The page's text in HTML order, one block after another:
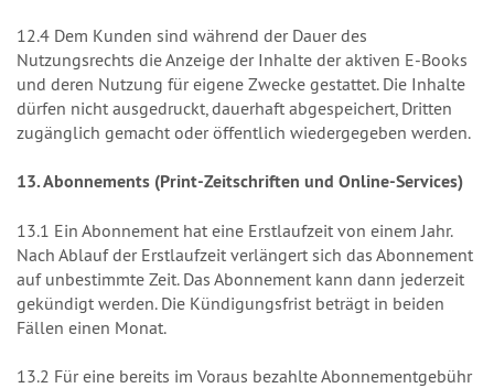
12.4 Dem Kunden sind während der Dauer des
Nutzungsrechts die Anzeige der Inhalte der aktiven E-Books
und deren Nutzung für eigene Zwecke gestattet. Die Inhalte
dürfen nicht ausgedruckt, dauerhaft abgespeichert, Dritten
zugänglich gemacht oder öffentlich wiedergegeben werden.
13. Abonnements (Print-Zeitschriften und Online-Services)
13.1 Ein Abonnement hat eine Erstlaufzeit von einem Jahr.
Nach Ablauf der Erstlaufzeit verlängert sich das Abonnement
auf unbestimmte Zeit. Das Abonnement kann dann jederzeit
gekündigt werden. Die Kündigungsfrist beträgt in beiden
Fällen einen Monat.
13.2 Für eine bereits im Voraus bezahlte Abonnementgebühr